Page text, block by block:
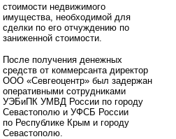
стоимости недвижимого
имущества, необходимой для
сделки по его отчуждению по
заниженной стоимости.
После получения денежных
средств от коммерсанта директор
ООО «Севгеоцентр» был задержан
оперативными сотрудниками
УЭБиПК УМВД России по городу
Севастополю и УФСБ России
по Республике Крым и городу
Севастополю.